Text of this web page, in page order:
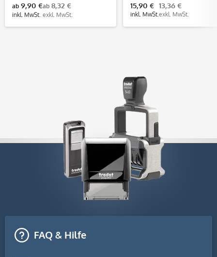
Fußball Design
ab 9,90 €
inkl. MwSt.
ab 8,32 €
exkl. MwSt.
Aufkleber)
15,90 €
inkl. MwSt.
13,36 €
exkl. MwSt.
FAQ & Hilfe